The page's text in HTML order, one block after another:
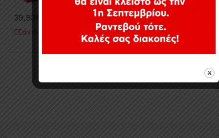
39,90
Εξαντλημένο